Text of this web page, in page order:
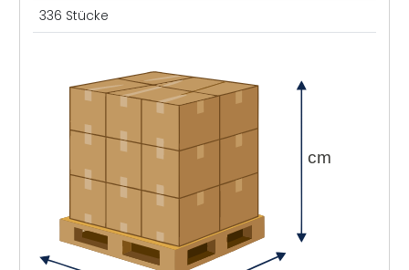
336 Stücke
cm